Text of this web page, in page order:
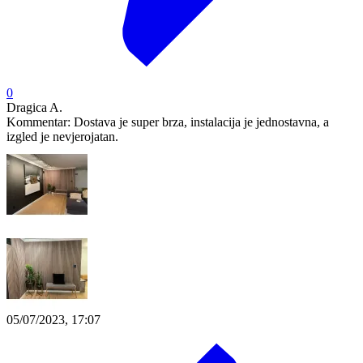
0
Dragica A.
Kommentar: Dostava je super brza, instalacija je jednostavna, a
izgled je nevjerojatan.
05/07/2023, 17:07